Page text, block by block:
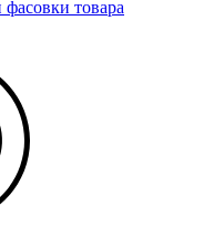
товара